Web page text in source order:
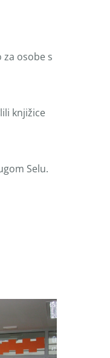
osobe s
knjižice
Selu.